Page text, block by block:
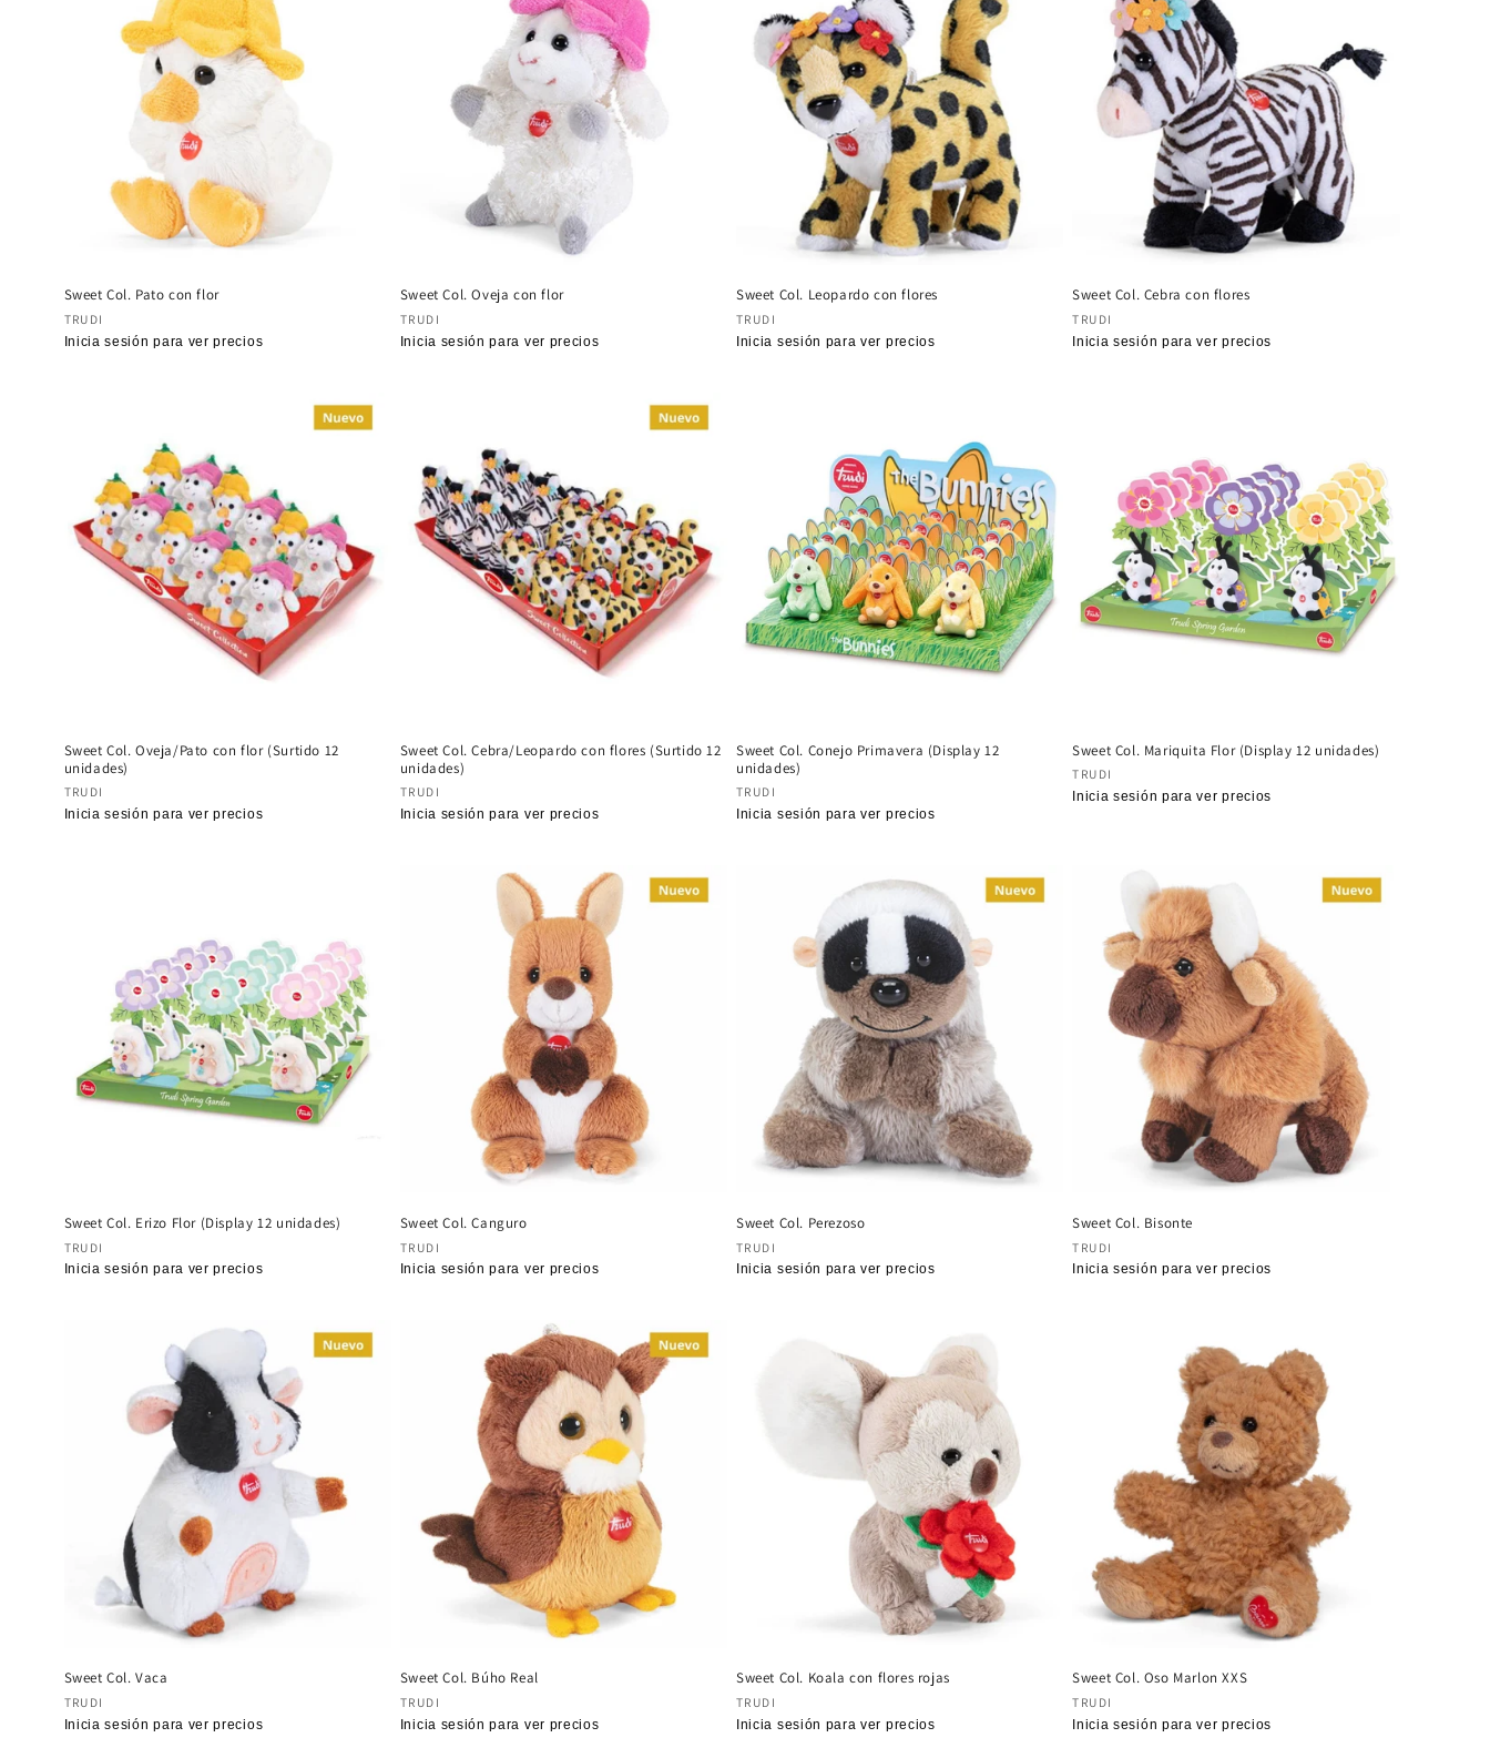
:
Sweet Col. Pato con flor
Proveedor:
TRUDI
Precio
Inicia sesión para ver precios
Sweet Col. Oveja con flor
Proveedor:
TRUDI
Precio
Inicia sesión para ver precios
Sweet Col. Leopardo con flores
Proveedor:
TRUDI
Precio
Inicia sesión para ver precios
Sweet Col. Cebra con flores
Proveedor:
TRUDI
Precio
Inicia sesión para ver precios
Sweet Col. Oveja/Pato con flor (Surtido 12
unidades)
Proveedor:
TRUDI
Precio
Inicia sesión para ver precios
Sweet Col. Cebra/Leopardo con flores (Surtido 12
unidades)
Proveedor:
TRUDI
Precio
Inicia sesión para ver precios
Sweet Col. Conejo Primavera (Display 12
unidades)
Proveedor:
TRUDI
Precio
Inicia sesión para ver precios
Sweet Col. Mariquita Flor (Display 12 unidades)
Proveedor:
TRUDI
Precio
Inicia sesión para ver precios
Sweet Col. Erizo Flor (Display 12 unidades)
Proveedor:
TRUDI
Precio
Inicia sesión para ver precios
Sweet Col. Canguro
Proveedor:
TRUDI
Precio
Inicia sesión para ver precios
Sweet Col. Perezoso
Proveedor:
TRUDI
Precio
Inicia sesión para ver precios
Sweet Col. Bisonte
Proveedor:
TRUDI
Precio
Inicia sesión para ver precios
Sweet Col. Vaca
Proveedor:
TRUDI
Precio
Inicia sesión para ver precios
Sweet Col. Búho Real
Proveedor:
TRUDI
Precio
Inicia sesión para ver precios
Sweet Col. Koala con flores rojas
Proveedor:
TRUDI
Precio
Inicia sesión para ver precios
Sweet Col. Oso Marlon XXS
Proveedor:
TRUDI
Precio
Inicia sesión para ver precios